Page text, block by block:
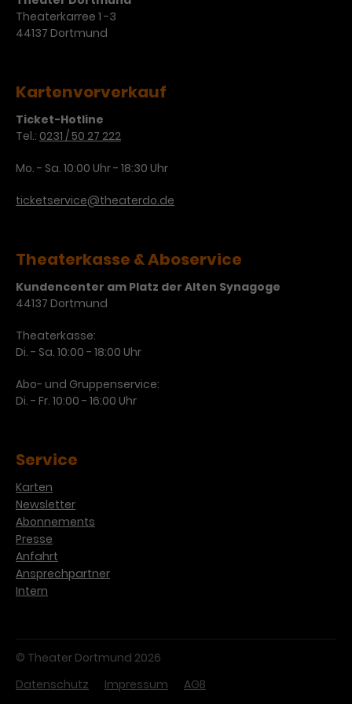
verschiedene Websites hinweg.
Theaterkarree 1 -3
44137 Dortmund
Kartenvorverkauf
Ticket-Hotline
Tel.: 0231 / 50 27 222
Mo. - Sa. 10:00 Uhr - 18:30 Uhr
ticketservice@theaterdo.de
Theaterkasse & Aboservice
Kundencenter am Platz der Alten Synagoge
44137 Dortmund
Theaterkasse:
Di. - Sa. 10:00 - 18:00 Uhr
Abo- und Gruppenservice:
Di. - Fr. 10:00 - 16:00 Uhr
Service
Karten
Newsletter
Abonnements
Presse
Anfahrt
Ansprechpartner
Intern
© Theater Dortmund 2026
Datenschutz
Impressum AGB